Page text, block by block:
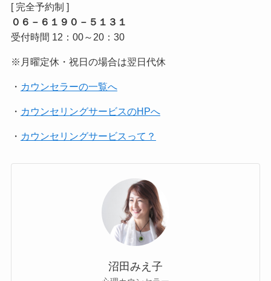
[ 完全予約制 ]
０６－６１９０－５１３１
受付時間 12：00～20：30
※月曜定休・祝日の場合は翌日代休
・ カウンセラーの一覧へ
・ カウンセリングサービスのHPへ
・ カウンセリングサービスって？
沼田みえ子